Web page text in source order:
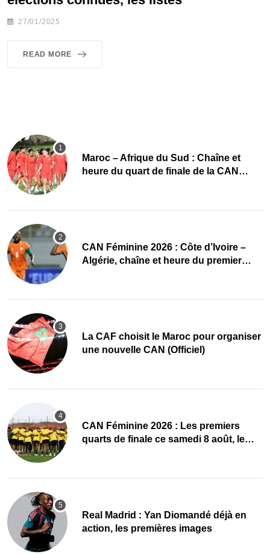
27/01/2025
READ MORE
Maroc – Afrique du Sud : Chaîne et
heure du quart de finale de la CAN
CAN Féminine 2026 : Côte d’Ivoire –
Algérie, chaîne et heure du premier
La CAF choisit le Maroc pour organiser
une nouvelle CAN (Officiel)
CAN Féminine 2026 : Les premiers
quarts de finale ce samedi 8 août, le
Real Madrid : Yan Diomandé déjà en
action, les premières images